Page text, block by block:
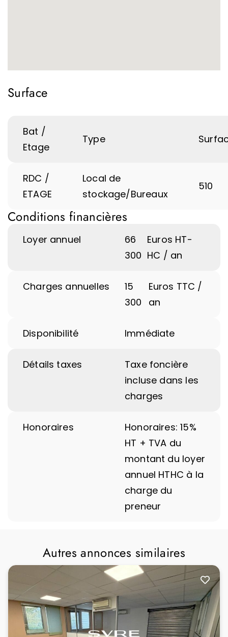
Surface
Bat /
Etage
Type
RDC /
ETAGE
Local de
stockage/Bureaux
510
Conditions financières
Loyer annuel
66
300
Euros HT-
HC / an
Charges annuelles
15
300
Euros TTC /
an
Disponibilité Immédiate
Détails taxes
Taxe foncière
incluse dans les
charges
Honoraires
Honoraires: 15%
HT + TVA du
montant du loyer
annuel HTHC à la
charge du
preneur
Autres annonces similaires